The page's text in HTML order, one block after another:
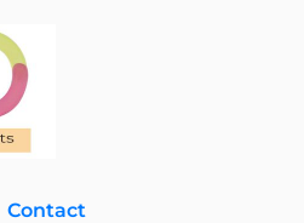
Contact